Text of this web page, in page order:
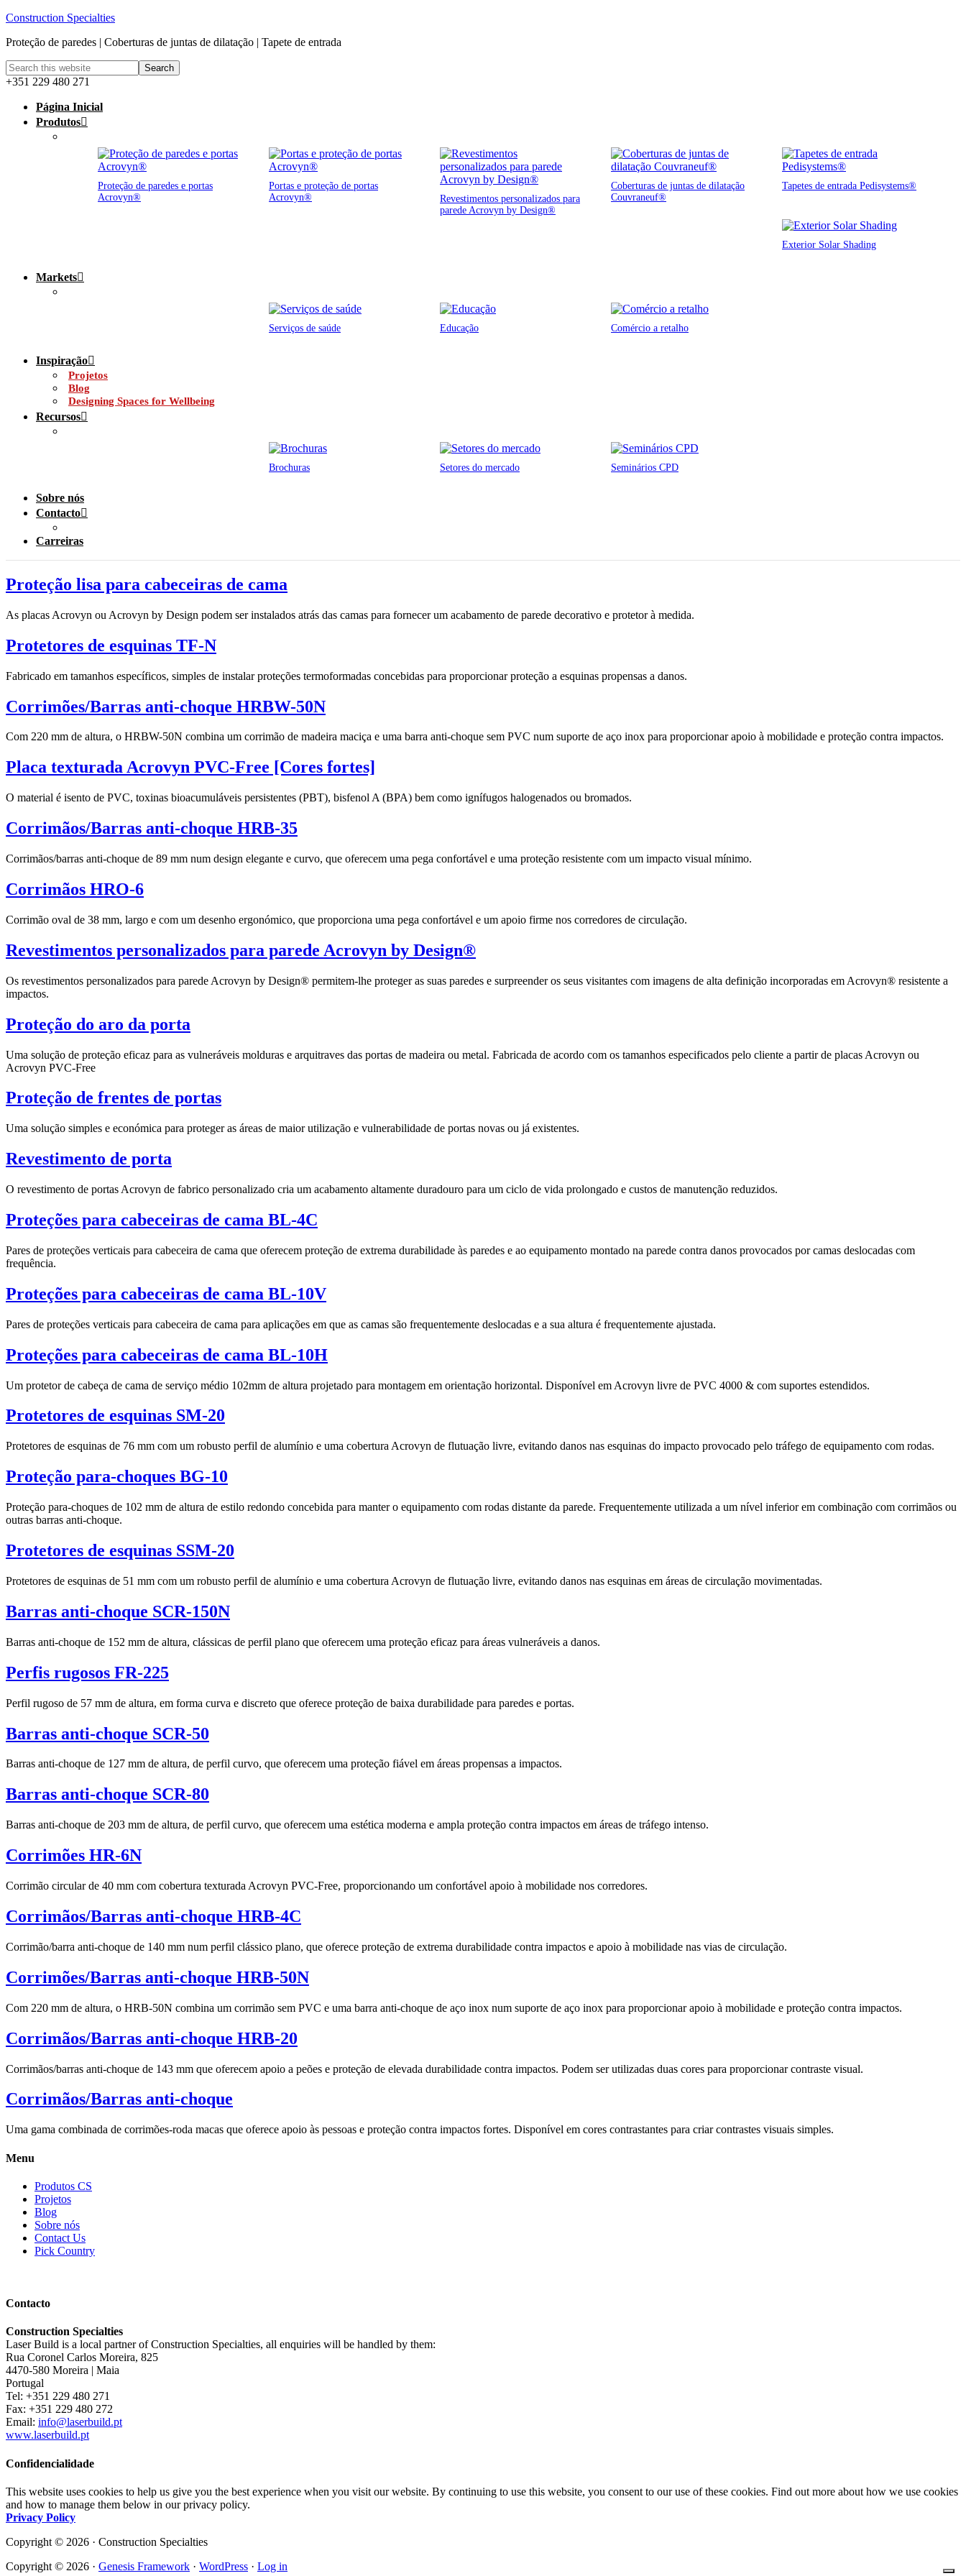
Construction Specialties
Proteção de paredes | Coberturas de juntas de dilatação | Tapete de entrada
+351 229 480 271
Página Inicial
Produtos
Proteção de paredes e portas
Acrovyn®
Portas e proteção de portas
Acrovyn®
Revestimentos personalizados para
parede Acrovyn by Design®
Coberturas de juntas de dilatação
Couvraneuf®
Tapetes de entrada Pedisystems®
Exterior Solar Shading
Markets
Serviços de saúde Educação Comércio a retalho
Inspiração
Projetos
Blog
Designing Spaces for Wellbeing
Recursos
Brochuras Setores do mercado Seminários CPD
Sobre nós
Contacto
Carreiras
Proteção lisa para cabeceiras de cama
As placas Acrovyn ou Acrovyn by Design podem ser instalados atrás das camas para fornecer um acabamento de parede decorativo e protetor à medida.
Protetores de esquinas TF-N
Fabricado em tamanhos específicos, simples de instalar proteções termoformadas concebidas para proporcionar proteção a esquinas propensas a danos.
Corrimões/Barras anti-choque HRBW-50N
Com 220 mm de altura, o HRBW-50N combina um corrimão de madeira maciça e uma barra anti-choque sem PVC num suporte de aço inox para proporcionar apoio à mobilidade e proteção contra impactos.
Placa texturada Acrovyn PVC-Free [Cores fortes]
O material é isento de PVC, toxinas bioacumuláveis persistentes (PBT), bisfenol A (BPA) bem como ignífugos halogenados ou bromados.
Corrimãos/Barras anti-choque HRB-35
Corrimãos/barras anti-choque de 89 mm num design elegante e curvo, que oferecem uma pega confortável e uma proteção resistente com um impacto visual mínimo.
Corrimãos HRO-6
Corrimão oval de 38 mm, largo e com um desenho ergonómico, que proporciona uma pega confortável e um apoio firme nos corredores de circulação.
Revestimentos personalizados para parede Acrovyn by Design®
Os revestimentos personalizados para parede Acrovyn by Design® permitem-lhe proteger as suas paredes e surpreender os seus visitantes com imagens de alta definição incorporadas em Acrovyn® resistente a
impactos.
Proteção do aro da porta
Uma solução de proteção eficaz para as vulneráveis molduras e arquitraves das portas de madeira ou metal. Fabricada de acordo com os tamanhos especificados pelo cliente a partir de placas Acrovyn ou
Acrovyn PVC-Free
Proteção de frentes de portas
Uma solução simples e económica para proteger as áreas de maior utilização e vulnerabilidade de portas novas ou já existentes.
Revestimento de porta
O revestimento de portas Acrovyn de fabrico personalizado cria um acabamento altamente duradouro para um ciclo de vida prolongado e custos de manutenção reduzidos.
Proteções para cabeceiras de cama BL-4C
Pares de proteções verticais para cabeceira de cama que oferecem proteção de extrema durabilidade às paredes e ao equipamento montado na parede contra danos provocados por camas deslocadas com
frequência.
Proteções para cabeceiras de cama BL-10V
Pares de proteções verticais para cabeceira de cama para aplicações em que as camas são frequentemente deslocadas e a sua altura é frequentemente ajustada.
Proteções para cabeceiras de cama BL-10H
Um protetor de cabeça de cama de serviço médio 102mm de altura projetado para montagem em orientação horizontal. Disponível em Acrovyn livre de PVC 4000 & com suportes estendidos.
Protetores de esquinas SM-20
Protetores de esquinas de 76 mm com um robusto perfil de alumínio e uma cobertura Acrovyn de flutuação livre, evitando danos nas esquinas do impacto provocado pelo tráfego de equipamento com rodas.
Proteção para-choques BG-10
Proteção para-choques de 102 mm de altura de estilo redondo concebida para manter o equipamento com rodas distante da parede. Frequentemente utilizada a um nível inferior em combinação com corrimãos ou
outras barras anti-choque.
Protetores de esquinas SSM-20
Protetores de esquinas de 51 mm com um robusto perfil de alumínio e uma cobertura Acrovyn de flutuação livre, evitando danos nas esquinas em áreas de circulação movimentadas.
Barras anti-choque SCR-150N
Barras anti-choque de 152 mm de altura, clássicas de perfil plano que oferecem uma proteção eficaz para áreas vulneráveis a danos.
Perfis rugosos FR-225
Perfil rugoso de 57 mm de altura, em forma curva e discreto que oferece proteção de baixa durabilidade para paredes e portas.
Barras anti-choque SCR-50
Barras anti-choque de 127 mm de altura, de perfil curvo, que oferecem uma proteção fiável em áreas propensas a impactos.
Barras anti-choque SCR-80
Barras anti-choque de 203 mm de altura, de perfil curvo, que oferecem uma estética moderna e ampla proteção contra impactos em áreas de tráfego intenso.
Corrimões HR-6N
Corrimão circular de 40 mm com cobertura texturada Acrovyn PVC-Free, proporcionando um confortável apoio à mobilidade nos corredores.
Corrimãos/Barras anti-choque HRB-4C
Corrimão/barra anti-choque de 140 mm num perfil clássico plano, que oferece proteção de extrema durabilidade contra impactos e apoio à mobilidade nas vias de circulação.
Corrimões/Barras anti-choque HRB-50N
Com 220 mm de altura, o HRB-50N combina um corrimão sem PVC e uma barra anti-choque de aço inox num suporte de aço inox para proporcionar apoio à mobilidade e proteção contra impactos.
Corrimãos/Barras anti-choque HRB-20
Corrimãos/barras anti-choque de 143 mm que oferecem apoio a peões e proteção de elevada durabilidade contra impactos. Podem ser utilizadas duas cores para proporcionar contraste visual.
Corrimãos/Barras anti-choque
Uma gama combinada de corrimões-roda macas que oferece apoio às pessoas e proteção contra impactos fortes. Disponível em cores contrastantes para criar contrastes visuais simples.
Menu
Produtos CS
Projetos
Blog
Sobre nós
Contact Us
Pick Country
Contacto
Construction Specialties
Laser Build is a local partner of Construction Specialties, all enquiries will be handled by them:
Rua Coronel Carlos Moreira, 825
4470-580 Moreira | Maia
Portugal
Tel: +351 229 480 271
Fax: +351 229 480 272
Email: info@laserbuild.pt
www.laserbuild.pt
Confidencialidade
This website uses cookies to help us give you the best experience when you visit our website. By continuing to use this website, you consent to our use of these cookies. Find out more about how we use cookies
and how to manage them below in our privacy policy.
Privacy Policy
Copyright © 2026 · Construction Specialties
Copyright © 2026 · Genesis Framework · WordPress · Log in